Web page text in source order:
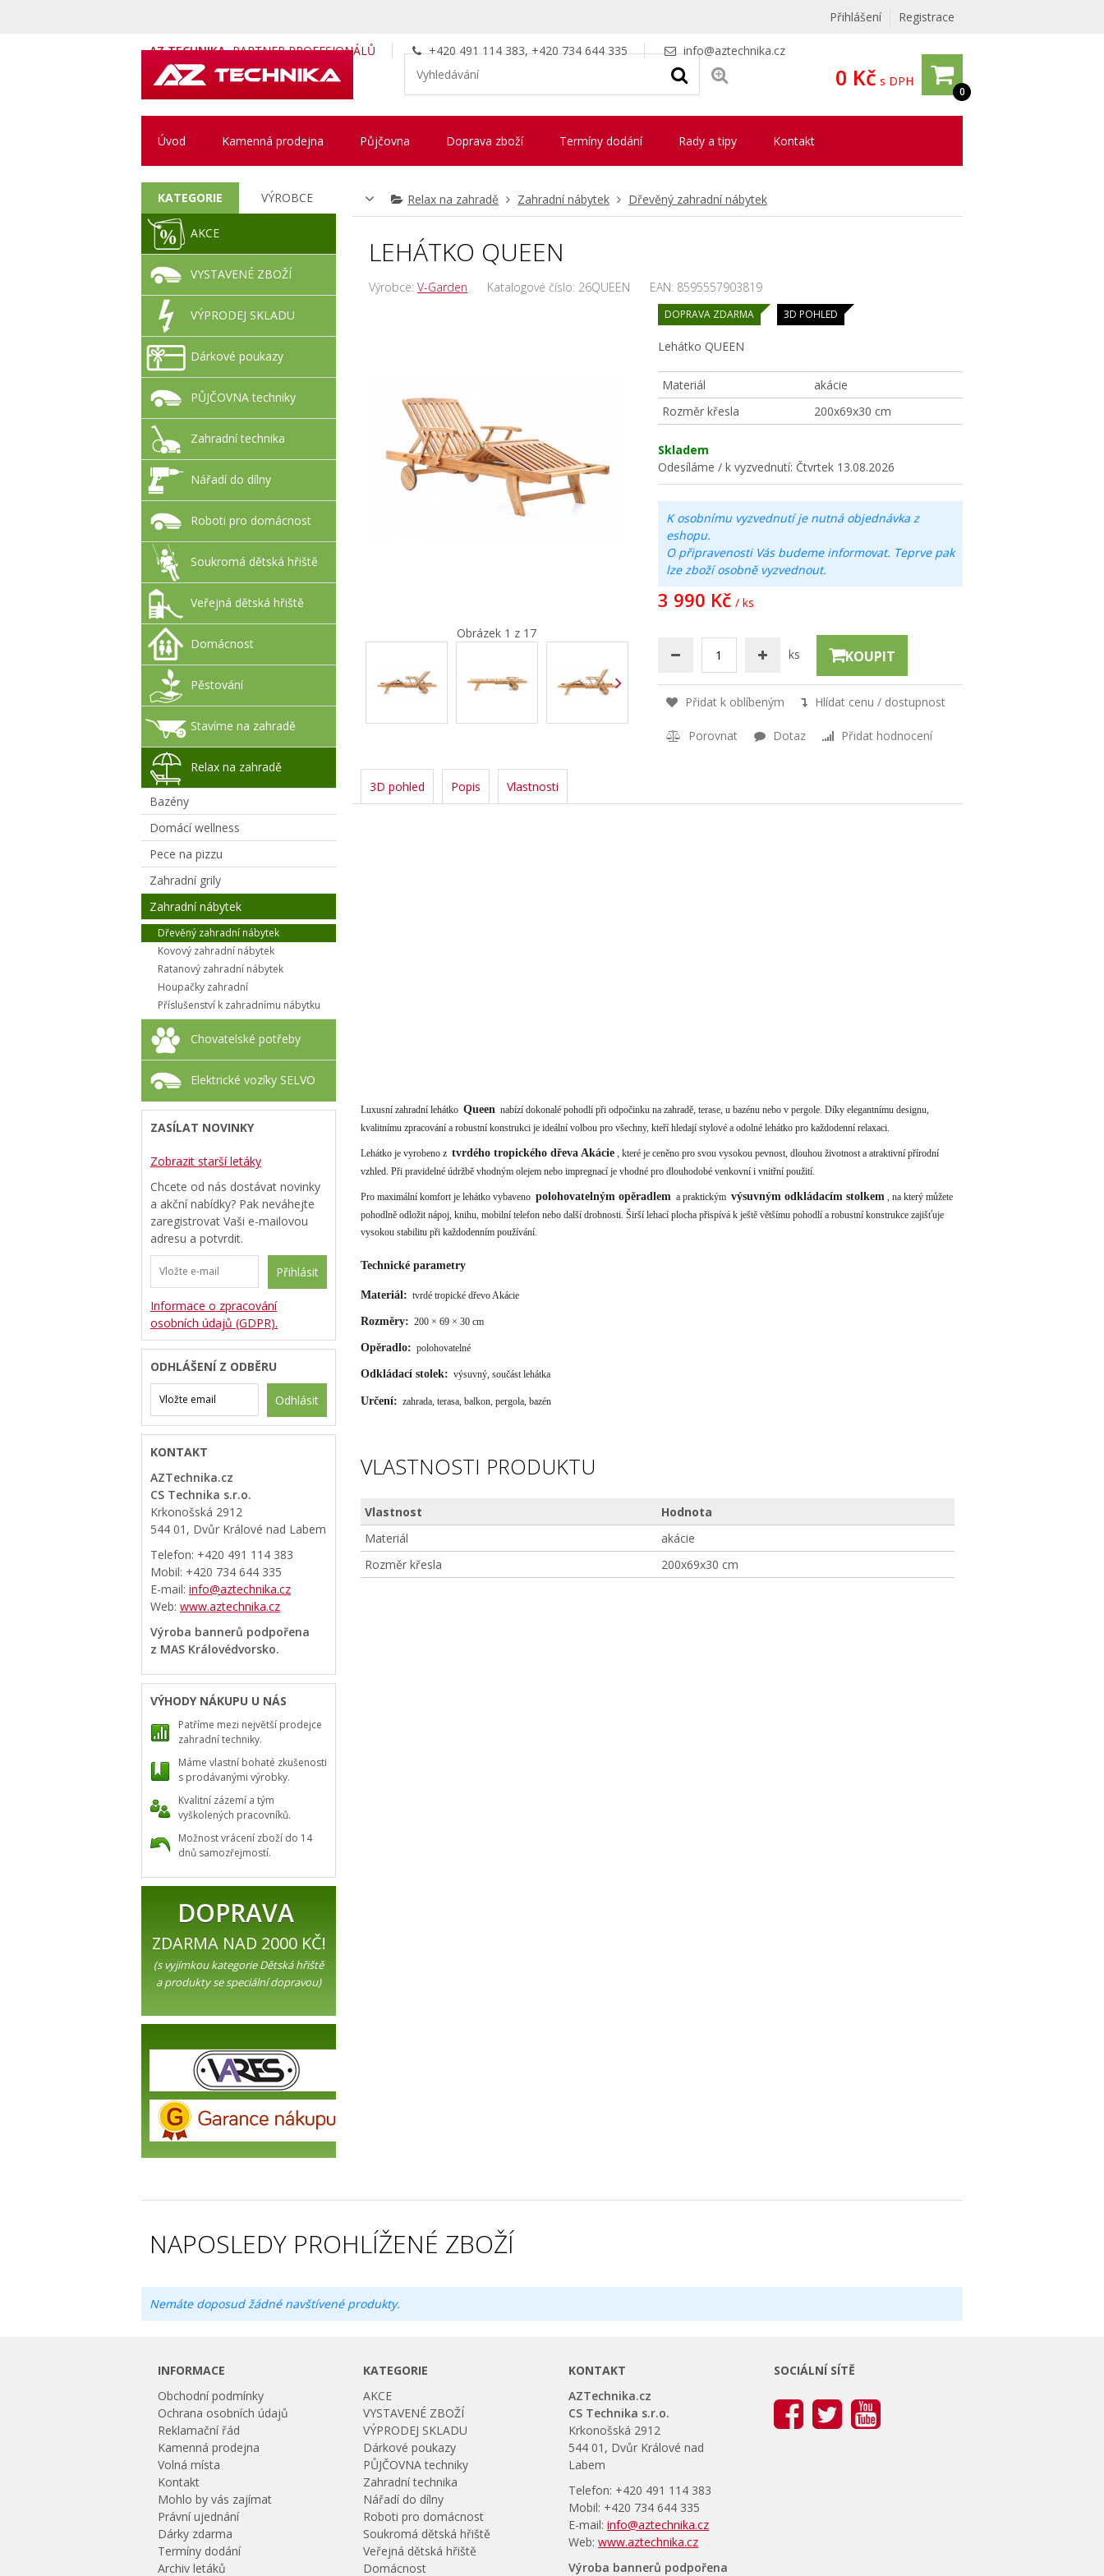
Přihlášení Registrace
AZ TECHNIKA PARTNER PROFESIONÁLŮ +420 491 114 383, +420 734 644 335 info@aztechnika.cz
0
0 Kč s DPH
Úvod Kamenná prodejna Půjčovna Doprava zboží Termíny dodání Rady a tipy Kontakt
Relax na zahradě Zahradní nábytek Dřevěný zahradní nábytek
LEHÁTKO QUEEN
Výrobce: V-Garden Katalogové číslo: 26QUEEN EAN: 8595557903819
Obrázek 1 z 17
DOPRAVA ZDARMA 3D POHLED
Lehátko QUEEN
Materiál
akácie
Rozměr křesla
200x69x30 cm
Skladem
Odesíláme / k vyzvednutí: Čtvrtek 13.08.2026
K osobnímu vyzvednutí je nutná objednávka z
eshopu.
O připravenosti Vás budeme informovat. Teprve pak
lze zboží osobně vyzvednout.
3 990 Kč / ks
ks KOUPIT
Přidat k oblíbeným Hlídat cenu / dostupnost
Porovnat Dotaz Přidat hodnocení
3D pohled Popis Vlastnosti
Luxusní zahradní lehátko Queen nabízí dokonalé pohodlí při odpočinku na zahradě, terase, u bazénu nebo v pergole. Díky elegantnímu designu,
kvalitnímu zpracování a robustní konstrukci je ideální volbou pro všechny, kteří hledají stylové a odolné lehátko pro každodenní relaxaci.
Lehátko je vyrobeno z tvrdého tropického dřeva Akácie , které je ceněno pro svou vysokou pevnost, dlouhou životnost a atraktivní přírodní
vzhled. Při pravidelné údržbě vhodným olejem nebo impregnací je vhodné pro dlouhodobé venkovní i vnitřní použití.
Pro maximální komfort je lehátko vybaveno polohovatelným opěradlem a praktickým výsuvným odkládacím stolkem , na který můžete
pohodlně odložit nápoj, knihu, mobilní telefon nebo další drobnosti. Širší lehací plocha přispívá k ještě většímu pohodlí a robustní konstrukce zajišťuje
vysokou stabilitu při každodenním používání.
Technické parametry
Materiál: tvrdé tropické dřevo Akácie
Rozměry: 200 × 69 × 30 cm
Opěradlo: polohovatelné
Odkládací stolek: výsuvný, součást lehátka
Určení: zahrada, terasa, balkon, pergola, bazén
VLASTNOSTI PRODUKTU
Vlastnost
Hodnota
Materiál
akácie
Rozměr křesla
200x69x30 cm
KATEGORIE VÝROBCE
AKCE
VYSTAVENÉ ZBOŽÍ
VÝPRODEJ SKLADU
Dárkové poukazy
PŮJČOVNA techniky
Zahradní technika
Nářadí do dílny
Roboti pro domácnost
Soukromá dětská hřiště
Veřejná dětská hřiště
Domácnost
Pěstování
Stavíme na zahradě
Relax na zahradě
Bazény
Domácí wellness
Pece na pizzu
Zahradní grily
Zahradní nábytek
Dřevěný zahradní nábytek
Kovový zahradní nábytek
Ratanový zahradní nábytek
Houpačky zahradní
Příslušenství k zahradnímu nábytku
Chovatelské potřeby
Elektrické vozíky SELVO
ZASÍLAT NOVINKY
Zobrazit starší letáky
Chcete od nás dostávat novinky
a akční nabídky? Pak neváhejte
zaregistrovat Vaši e-mailovou
adresu a potvrdit.
Přihlásit
Informace o zpracování
osobních údajů (GDPR).
ODHLÁŠENÍ Z ODBĚRU
Odhlásit
KONTAKT
AZTechnika.cz
CS Technika s.r.o.
Krkonošská 2912
544 01, Dvůr Králové nad Labem
Telefon: +420 491 114 383
Mobil: +420 734 644 335
E-mail: info@aztechnika.cz
Web: www.aztechnika.cz
Výroba bannerů podpořena
z MAS Královédvorsko.
VÝHODY NÁKUPU U NÁS
Patříme mezi největší prodejce
zahradní techniky.
Máme vlastní bohaté zkušenosti
s prodávanými výrobky.
Kvalitní zázemí a tým
vyškolených pracovníků.
Možnost vrácení zboží do 14
dnů samozřejmostí.
DOPRAVA
ZDARMA NAD 2000 KČ!
(s vyjímkou kategorie Dětská hřiště
a produkty se speciální dopravou)
NAPOSLEDY PROHLÍŽENÉ ZBOŽÍ
Nemáte doposud žádné navštívené produkty.
INFORMACE
Obchodní podmínky
Ochrana osobních údajů
Reklamační řád
Kamenná prodejna
Volná místa
Kontakt
Mohlo by vás zajímat
Právní ujednání
Dárky zdarma
Termíny dodání
Archiv letáků
KATEGORIE
AKCE
VYSTAVENÉ ZBOŽÍ
VÝPRODEJ SKLADU
Dárkové poukazy
PŮJČOVNA techniky
Zahradní technika
Nářadí do dílny
Roboti pro domácnost
Soukromá dětská hřiště
Veřejná dětská hřiště
Domácnost
KONTAKT
AZTechnika.cz
CS Technika s.r.o.
Krkonošská 2912
544 01, Dvůr Králové nad
Labem
Telefon: +420 491 114 383
Mobil: +420 734 644 335
E-mail: info@aztechnika.cz
Web: www.aztechnika.cz
Výroba bannerů podpořena
SOCIÁLNÍ SÍTĚ